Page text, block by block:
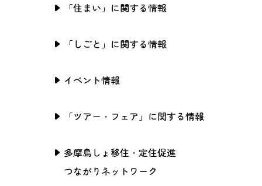
「住まい」に関する情報
「しごと」に関する情報
イベント情報
「ツアー・フェア」に関する情報
多摩島しょ移住・定住促進
つながりネットワーク